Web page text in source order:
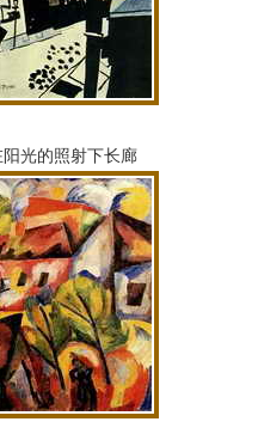
阳光的照射下长廊